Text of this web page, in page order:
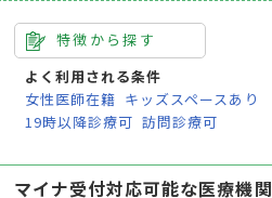
特徴から探す
よく利用される条件
女性医師在籍 キッズスペースあり
19時以降診療可 訪問診療可
マイナ受付対応可能な医療機関